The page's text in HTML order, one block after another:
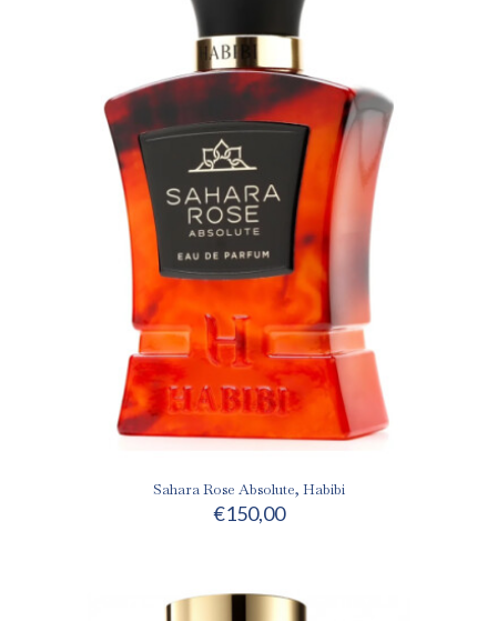
Sahara Rose Absolute, Habibi
€150,00